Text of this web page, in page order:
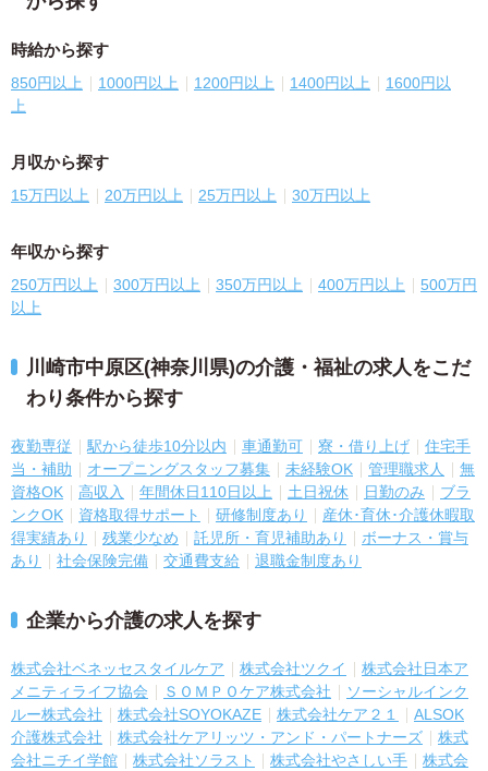
時給から探す
850円以上 1000円以上 1200円以上 1400円以上
1600円以
上
月収から探す
15万円以上 20万円以上 25万円以上 30万円以上
年収から探す
250万円以上 300万円以上 350万円以上 400万円以上
500万円
以上
川崎市中原区(神奈川県)の介護・福祉の求人をこだ
わり条件から探す
夜勤専従 駅から徒歩10分以内 車通勤可 寮・借り上げ
住宅手
当・補助
オープニングスタッフ募集 未経験OK 管理職求人
無
資格OK
高収入 年間休日110日以上 土日祝休 日勤のみ
ブラ
ンクOK
資格取得サポート 研修制度あり
産休･育休･介護休暇取
得実績あり
残業少なめ 託児所・育児補助あり
ボーナス・賞与
あり
社会保険完備 交通費支給 退職金制度あり
企業から介護の求人を探す
株式会社ベネッセスタイルケア 株式会社ツクイ
株式会社日本ア
メニティライフ協会
ＳＯＭＰＯケア株式会社
ソーシャルインク
ルー株式会社
株式会社SOYOKAZE 株式会社ケア２１
ALSOK
介護株式会社
株式会社ケアリッツ・アンド・パートナーズ
株式
会社ニチイ学館
株式会社ソラスト 株式会社やさしい手
株式会